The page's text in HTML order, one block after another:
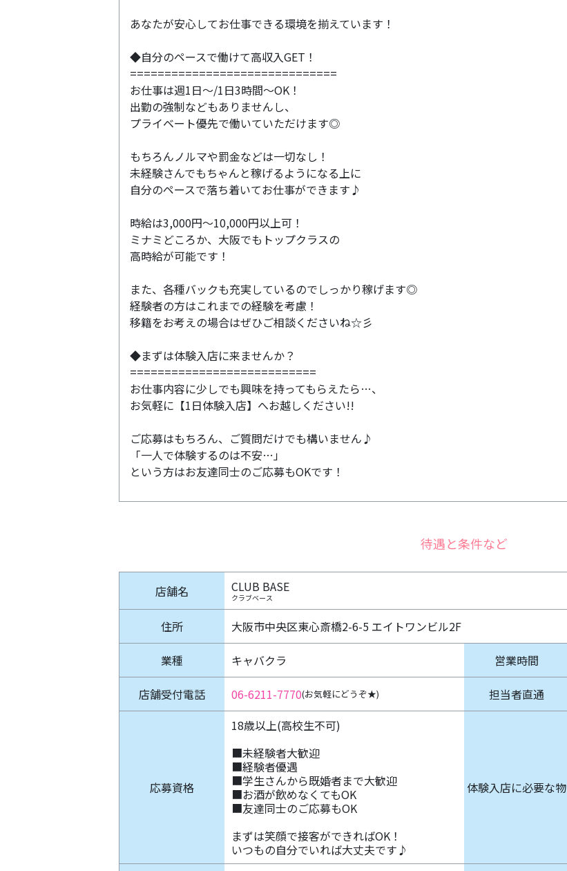
あなたが安心してお仕事できる環境を揃えています！
◆自分のペースで働けて高収入GET！
==============================
お仕事は週1日～/1日3時間～OK！
出勤の強制などもありませんし、
プライベート優先で働いていただけます◎
もちろんノルマや罰金などは一切なし！
未経験さんでもちゃんと稼げるようになる上に
自分のペースで落ち着いてお仕事ができます♪
時給は3,000円～10,000円以上可！
ミナミどころか、大阪でもトップクラスの
高時給が可能です！
また、各種バックも充実しているのでしっかり稼げます◎
経験者の方はこれまでの経験を考慮！
移籍をお考えの場合はぜひご相談くださいね☆彡
◆まずは体験入店に来ませんか？
===========================
お仕事内容に少しでも興味を持ってもらえたら…、
お気軽に【1日体験入店】へお越しください!!
ご応募はもちろん、ご質問だけでも構いません♪
「一人で体験するのは不安…」
という方はお友達同士のご応募もOKです！
待遇と条件など
店舗名 CLUB BASE
クラブベース
住所 大阪市中央区東心斎橋2-6-5 エイトワンビル2F
業種 キャバクラ 営業時間
店舗受付電話 06-6211-7770(お気軽にどうぞ★) 担当者直通
応募資格
18歳以上(高校生不可)
■未経験者大歓迎
■経験者優遇
■学生さんから既婚者まで大歓迎
■お酒が飲めなくてもOK
■友達同士のご応募もOK
まずは笑顔で接客ができればOK！
いつもの自分でいれば大丈夫です♪
体験入店に必要な物